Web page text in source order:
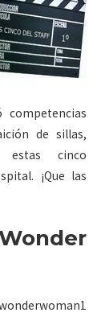
de sillas,
estas cinco
¡Que las